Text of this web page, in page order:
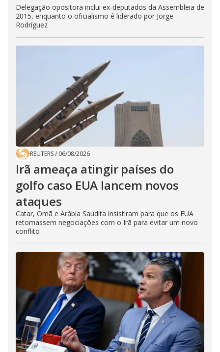
Delegação opositora inclui ex-deputados da Assembleia de
2015, enquanto o oficialismo é liderado por Jorge
Rodríguez
REUTERS/ 06/08/2026
Irã ameaça atingir países do
golfo caso EUA lancem novos
ataques
Catar, Omã e Arábia Saudita insistiram para que os EUA
retomassem negociações com o Irã para evitar um novo
conflito